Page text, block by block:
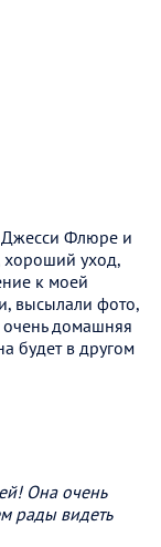
Флюре и
хороший уход,
к моей
высылали фото,
домашняя
будет в другом
Она очень
рады видеть